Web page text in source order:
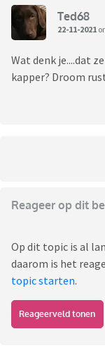
Ted68
22-11-2021
Wat denk je....dat
kapper? Droom
Reageer op dit
Op dit topic is al
daarom is het
topic starten.
Reageerveld tonen